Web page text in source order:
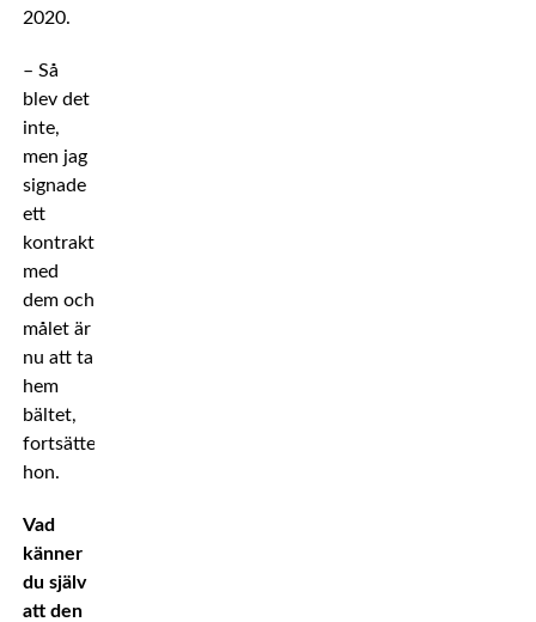
2020.
– Så
blev det
inte,
men jag
signade
ett
kontrakt
med
dem och
målet är
nu att ta
hem
bältet,
fortsätter
hon.
Vad
känner
du själv
att den